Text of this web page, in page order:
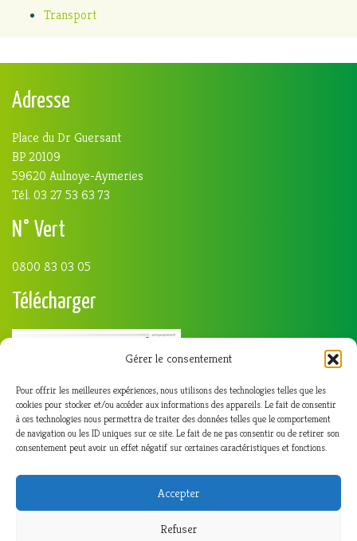
Gérer le consentement
Pour offrir les meilleures expériences, nous utilisons des technologies telles que les
cookies pour stocker et/ou accéder aux informations des appareils. Le fait de consentir
à ces technologies nous permettra de traiter des données telles que le comportement
de navigation ou les ID uniques sur ce site. Le fait de ne pas consentir ou de retirer son
consentement peut avoir un effet négatif sur certaines caractéristiques et fonctions.
Accepter
Refuser
Transport
Adresse
Place du Dr Guersant
BP 20109
59620 Aulnoye-Aymeries
Tél. 03 27 53 63 73
N° Vert
0800 83 03 05
Télécharger